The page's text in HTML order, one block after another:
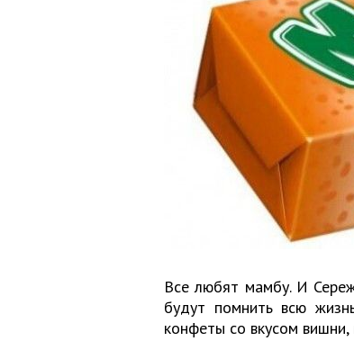
Все любят мамбу. И
будут помнить всю
конфеты со вкусом